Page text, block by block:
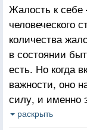
Жалость к себе
человеческого
количества
в состоянии
есть. Но когда
важности, оно
силу, и именно
природа
раскрыть